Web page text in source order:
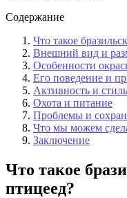
Содержание
Что такое
Внешний вид и
Особенности
Его поведение и
Активность и
Охота и питание
Проблемы и
Что мы можем
Заключение
Что такое
птицеед?